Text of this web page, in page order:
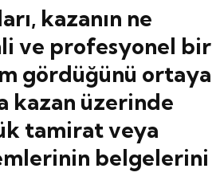
kazanın ne
ve profesyonel bir
gördüğünü ortaya
kazan üzerinde
tamirat veya
belgelerini